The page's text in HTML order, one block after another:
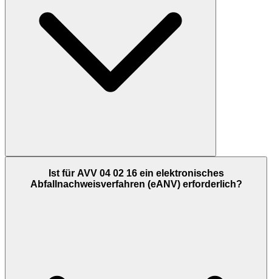
Ist für AVV 04 02 16 ein elektronisches
Abfallnachweisverfahren (eANV) erforderlich?